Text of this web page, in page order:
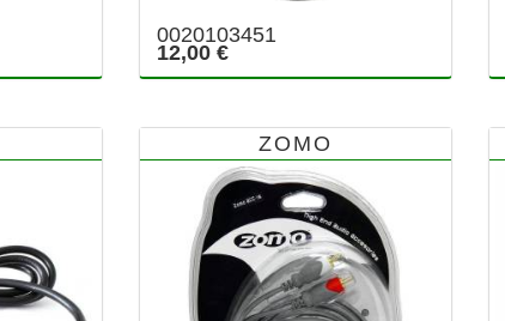
0020103451
12,00 €
ZOMO